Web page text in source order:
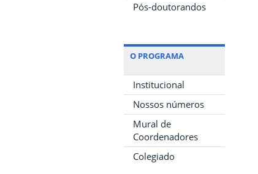
Pós-doutorandos
O PROGRAMA
Institucional
Nossos números
Mural de
Coordenadores
Colegiado